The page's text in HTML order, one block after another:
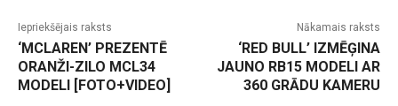
Iepriekšējais raksts
‘MCLAREN’ PREZENTĒ
ORANŽI-ZILO MCL34
MODELI [FOTO+VIDEO]
Nākamais raksts
‘RED BULL’ IZMĒĢINA
JAUNO RB15 MODELI AR
360 GRĀDU KAMERU